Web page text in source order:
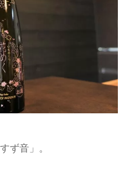
ず音」。